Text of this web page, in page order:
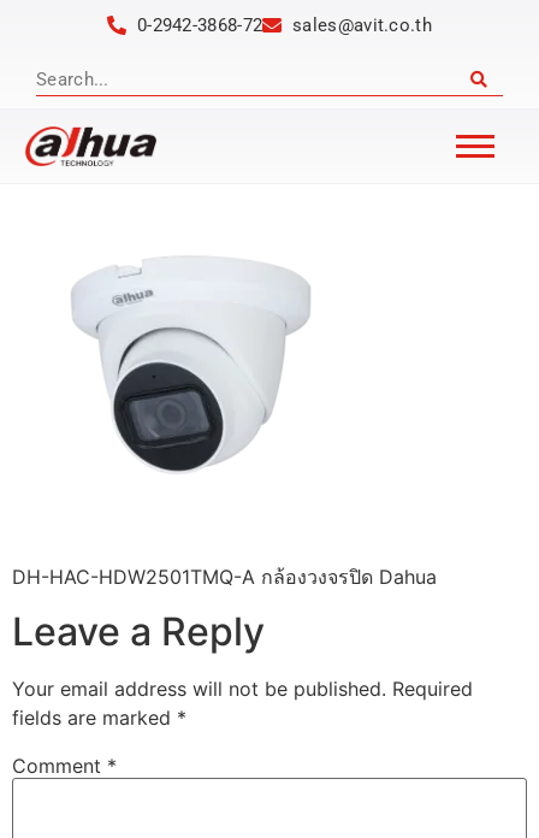
0-2942-3868-72 sales@avit.co.th
DH-HAC-HDW2501TMQ-A กล้องวงจรปิด Dahua
Leave a Reply
Your email address will not be published. Required
fields are marked *
Comment *